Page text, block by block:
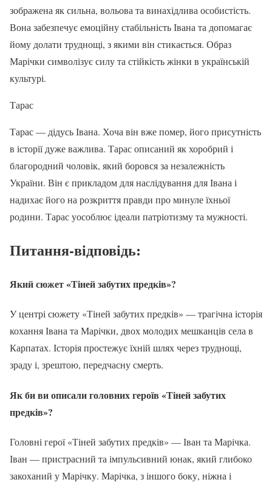
зображена як сильна, вольова та винахідлива особистість.
Вона забезпечує емоційну стабільність Івана та допомагає
йому долати труднощі, з якими він стикається. Образ
Марічки символізує силу та стійкість жінки в українській
культурі.
Тарас
Тарас — дідусь Івана. Хоча він вже помер, його присутність
в історії дуже важлива. Тарас описаний як хоробрий і
благородний чоловік, який боровся за незалежність
України. Він є прикладом для наслідування для Івана і
надихає його на розкриття правди про минуле їхньої
родини. Тарас уособлює ідеали патріотизму та мужності.
Питання-відповідь:
Який сюжет «Тіней забутих предків»?
У центрі сюжету «Тіней забутих предків» — трагічна історія
кохання Івана та Марічки, двох молодих мешканців села в
Карпатах. Історія простежує їхній шлях через труднощі,
зраду і, зрештою, передчасну смерть.
Як би ви описали головних героїв «Тіней забутих
предків»?
Головні герої «Тіней забутих предків» — Іван та Марічка.
Іван — пристрасний та імпульсивний юнак, який глибоко
закоханий у Марічку. Марічка, з іншого боку, ніжна і